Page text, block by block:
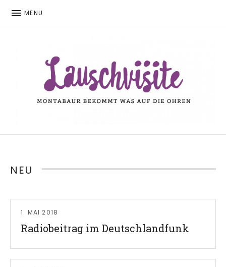
MENU
NEU
Radiobeitrag im Deutschlandfunk
1. MAI 2018